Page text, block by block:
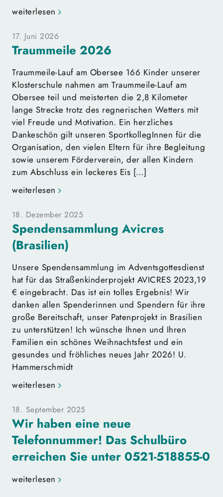
weiterlesen
17. Juni 2026
Traummeile 2026
Traummeile-Lauf am Obersee 166 Kinder unserer
Klosterschule nahmen am Traummeile-Lauf am
Obersee teil und meisterten die 2,8 Kilometer
lange Strecke trotz des regnerischen Wetters mit
viel Freude und Motivation. Ein herzliches
Dankeschön gilt unseren SportkollegInnen für die
Organisation, den vielen Eltern für ihre Begleitung
sowie unserem Förderverein, der allen Kindern
zum Abschluss ein leckeres Eis […]
weiterlesen
18. Dezember 2025
Spendensammlung Avicres
(Brasilien)
Unsere Spendensammlung im Adventsgottesdienst
hat für das Straßenkinderprojekt AVICRES 2023,19
€ eingebracht. Das ist ein tolles Ergebnis! Wir
danken allen Spenderinnen und Spendern für ihre
große Bereitschaft, unser Patenprojekt in Brasilien
zu unterstützen! Ich wünsche Ihnen und Ihren
Familien ein schönes Weihnachtsfest und ein
gesundes und fröhliches neues Jahr 2026! U.
Hammerschmidt
weiterlesen
18. September 2025
Wir haben eine neue
Telefonnummer! Das Schulbüro
erreichen Sie unter 0521-518855-0
weiterlesen